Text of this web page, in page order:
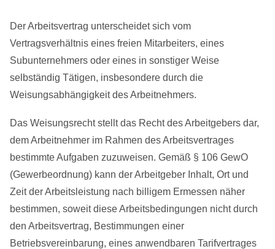
Der Arbeitsvertrag unterscheidet sich vom
Vertragsverhältnis eines freien Mitarbeiters, eines
Subunternehmers oder eines in sonstiger Weise
selbständig Tätigen, insbesondere durch die
Weisungsabhängigkeit des Arbeitnehmers.
Das Weisungsrecht stellt das Recht des Arbeitgebers dar,
dem Arbeitnehmer im Rahmen des Arbeitsvertrages
bestimmte Aufgaben zuzuweisen. Gemäß § 106 GewO
(Gewerbeordnung) kann der Arbeitgeber Inhalt, Ort und
Zeit der Arbeitsleistung nach billigem Ermessen näher
bestimmen, soweit diese Arbeitsbedingungen nicht durch
den Arbeitsvertrag, Bestimmungen einer
Betriebsvereinbarung, eines anwendbaren Tarifvertrages